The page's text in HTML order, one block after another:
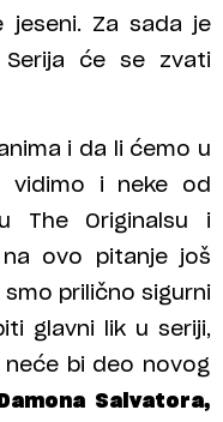
jeseni. Za sada je
će se zvati
i da li ćemo u
vidimo i neke od
The Originalsu i
na ovo pitanje još
prilično sigurni
glavni lik u seriji,
bi deo novog
Salvatora,